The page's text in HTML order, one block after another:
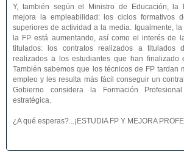
Y, también según el Ministro de Educación, la
mejora la empleabilidad: los ciclos formativos
superiores de actividad a la media. Igualmente,
la FP está aumentando, así como el interés de
titulados: los contratos realizados a
realizados a los estudiantes que han finalizado
También sabemos que los técnicos de FP tardan
empleo y les resulta más fácil conseguir un
Gobierno considera la Formación
estratégica.
¿A qué esperas?...¡ESTUDIA FP Y MEJORA